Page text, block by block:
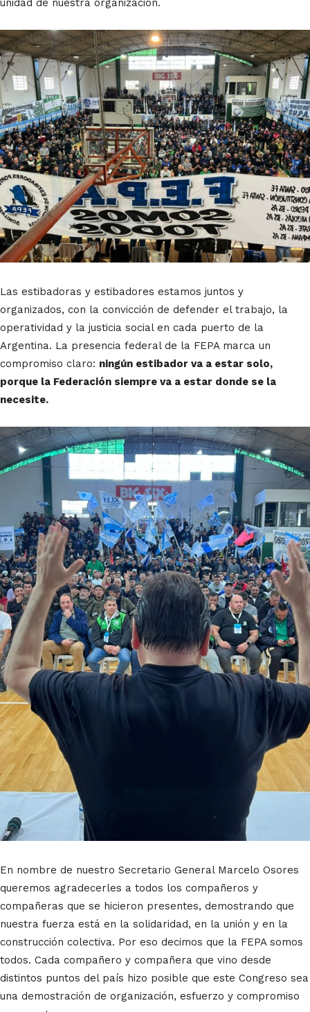
unidad de nuestra organización.
Las estibadoras y estibadores estamos juntos y
organizados, con la convicción de defender el trabajo, la
operatividad y la justicia social en cada puerto de la
Argentina. La presencia federal de la FEPA marca un
compromiso claro: ningún estibador va a estar solo,
porque la Federación siempre va a estar donde se la
necesite.
En nombre de nuestro Secretario General Marcelo Osores
queremos agradecerles a todos los compañeros y
compañeras que se hicieron presentes, demostrando que
nuestra fuerza está en la solidaridad, en la unión y en la
construcción colectiva. Por eso decimos que la FEPA somos
todos. Cada compañero y compañera que vino desde
distintos puntos del país hizo posible que este Congreso sea
una demostración de organización, esfuerzo y compromiso